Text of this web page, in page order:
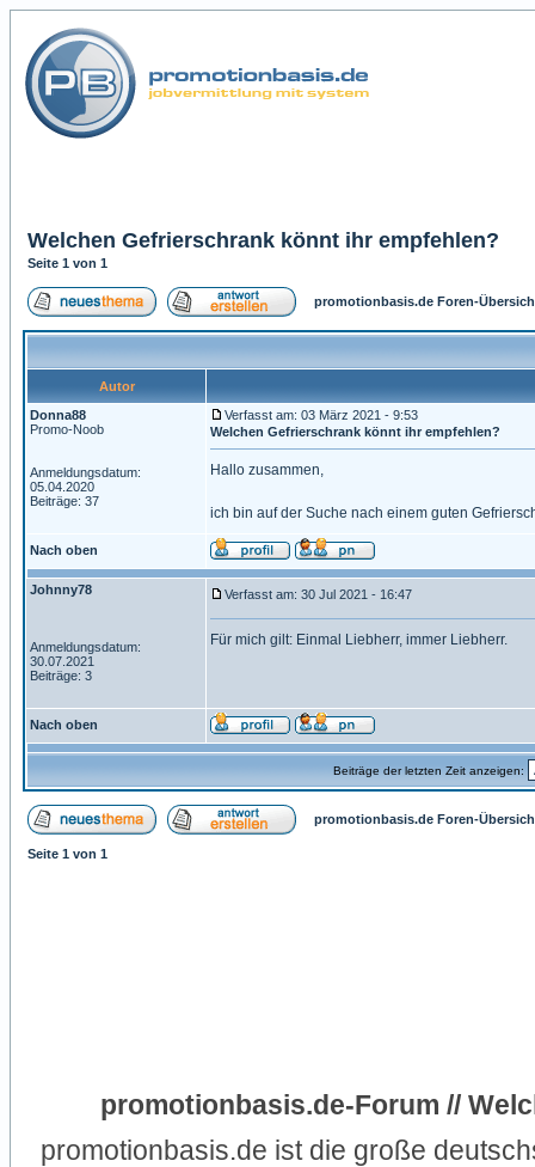
Welchen Gefrierschrank könnt ihr empfehlen?
Seite 1 von 1
promotionbasis.de Foren-
Autor
Donna88
Promo-Noob
Anmeldungsdatum:
05.04.2020
Beiträge: 37
Verfasst am: 03 März 2021 - 9:53
Welchen Gefrierschrank könnt ihr empfehlen?
Hallo zusammen,
ich bin auf der Suche nach einem guten
Nach oben
Johnny78
Anmeldungsdatum:
30.07.2021
Beiträge: 3
Verfasst am: 30 Jul 2021 - 16:47
Für mich gilt: Einmal Liebherr, immer Liebherr.
Nach oben
Beiträge der letzten Zeit anzeigen:
promotionbasis.de Foren-
Seite 1 von 1
promotionbasis.de-Forum //
promotionbasis.de ist die große